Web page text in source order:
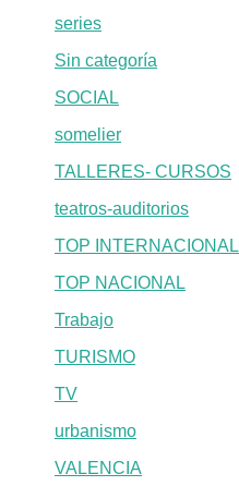
series
Sin categoría
SOCIAL
somelier
TALLERES- CURSOS
teatros-auditorios
TOP INTERNACIONAL
TOP NACIONAL
Trabajo
TURISMO
TV
urbanismo
VALENCIA